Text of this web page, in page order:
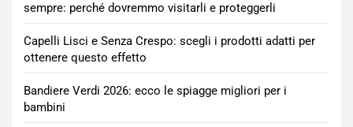
sempre: perché dovremmo visitarli e proteggerli
Capelli Lisci e Senza Crespo: scegli i prodotti adatti per
ottenere questo effetto
Bandiere Verdi 2026: ecco le spiagge migliori per i
bambini